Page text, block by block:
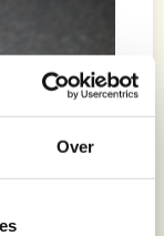
Over